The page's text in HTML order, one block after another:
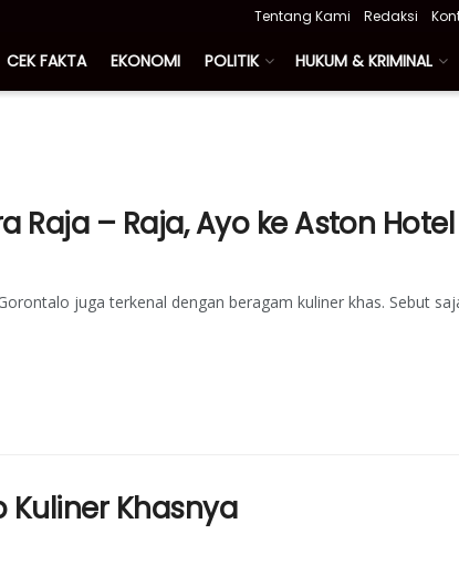
Tentang Kami Redaksi
CEK FAKTA EKONOMI POLITIK HUKUM & KRIMINAL
Raja – Raja, Ayo ke Aston Hotel
juga terkenal dengan beragam kuliner khas. Sebut
Kuliner Khasnya